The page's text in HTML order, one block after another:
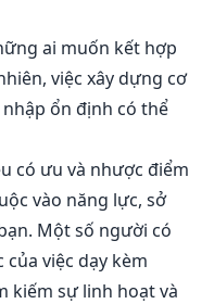
ai muốn kết hợp
việc xây dựng cơ
ổn định có thể
có ưu và nhược điểm
vào năng lực, sở
Một số người có
việc dạy kèm
kiếm sự linh hoạt và